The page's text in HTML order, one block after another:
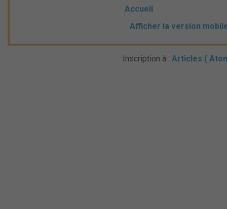
Accueil
Afficher la version
Inscription à :Articles (